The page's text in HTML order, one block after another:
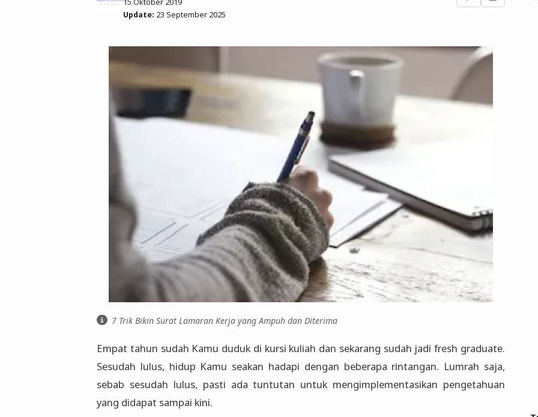
Update: 23 September 2025
7 Trik Bikin Surat Lamaran Kerja yang Ampuh dan Diterima
Empat tahun sudah Kamu duduk di kursi kuliah dan sekarang sudah jadi fresh graduate.
Sesudah lulus, hidup Kamu seakan hadapi dengan beberapa rintangan. Lumrah saja,
sebab sesudah lulus, pasti ada tuntutan untuk mengimplementasikan pengetahuan
yang didapat sampai kini.